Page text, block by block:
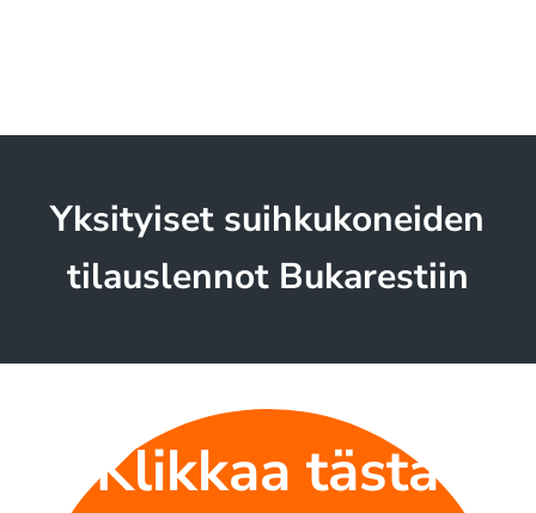
Yksityiset suihkukoneiden
tilauslennot Bukarestiin
Klikkaa tästä